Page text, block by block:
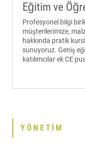
Eğitim ve
Profesyonel bilgi
müşterilerimize,
hakkında pratik
sunuyoruz. Geniş
katılımcılar ek CE
YÖNETIM